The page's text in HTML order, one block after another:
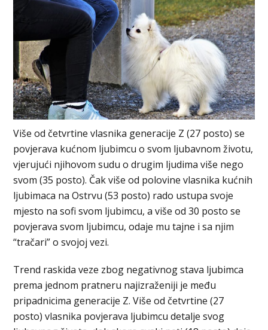
Više od četvrtine vlasnika generacije Z (27 posto) se
povjerava kućnom ljubimcu o svom ljubavnom životu,
vjerujući njihovom sudu o drugim ljudima više nego
svom (35 posto). Čak više od polovine vlasnika kućnih
ljubimaca na Ostrvu (53 posto) rado ustupa svoje
mjesto na sofi svom ljubimcu, a više od 30 posto se
povjerava svom ljubimcu, odaje mu tajne i sa njim
“tračari” o svojoj vezi.
Trend raskida veze zbog negativnog stava ljubimca
prema jednom pratneru najizraženiji je među
pripadnicima generacije Z. Više od četvrtine (27
posto) vlasnika povjerava ljubimcu detalje svog